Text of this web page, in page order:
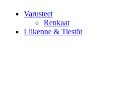
Varusteet
Renkaat
Liikenne & Tiestöt